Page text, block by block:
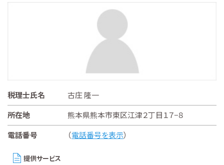
税理士氏名
古庄 隆一
所在地
熊本県熊本市東区江津２丁目１７−８
電話番号
（電話番号を表示）
提供サービス